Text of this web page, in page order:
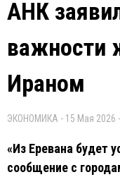
АНК
важности
Ираном
ЭКОНОМИКА - 15 Мая 2026
«Из Еревана будет
сообщение с